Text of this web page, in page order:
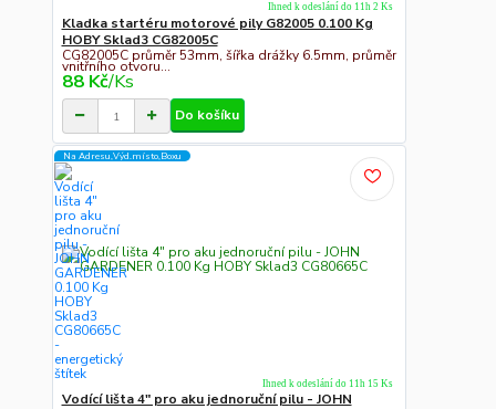
Kladka startéru motorové pily G82005 0.100 Kg
HOBY Sklad3 CG82005C
CG82005C průměr 53mm, šířka drážky 6.5mm, průměr
vnitřního otvoru...
88 Kč/Ks
Ihned k odeslání do 11h 2 Ks
Do košíku
Na Adresu,Výd.místo,Boxu
Vodící lišta 4" pro aku jednoruční pilu - JOHN
Ihned k odeslání do 11h 15 Ks